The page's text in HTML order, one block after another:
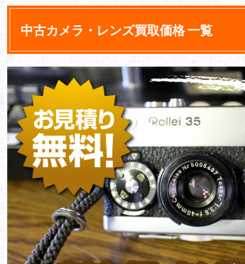
中古カメラ・レンズ買取価格 一覧